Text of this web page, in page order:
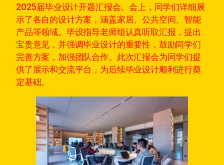
2025届毕业设计开题汇报会。会上，同学们详细展
示了各自的设计方案，涵盖家居、公共空间、智能
产品等领域。毕设指导老师组认真听取汇报，提出
宝贵意见，并强调毕业设计的重要性，鼓励同学们
完善方案，加强团队合作。此次汇报会为同学们提
供了展示和交流平台，为后续毕业设计顺利进行奠
定基础。